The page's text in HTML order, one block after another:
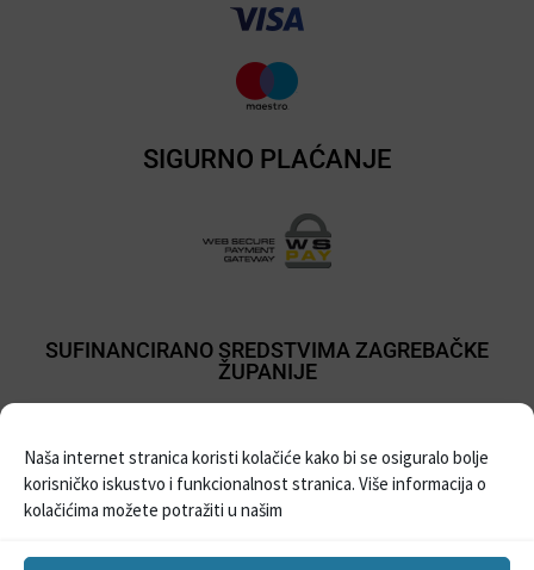
Naša internet stranica koristi kolačiće kako bi se osiguralo bolje
korisničko iskustvo i funkcionalnost stranica. Više informacija o
kolačićima možete potražiti u našim
SIGURNO PLAĆANJE
SUFINANCIRANO SREDSTVIMA ZAGREBAČKE
ŽUPANIJE